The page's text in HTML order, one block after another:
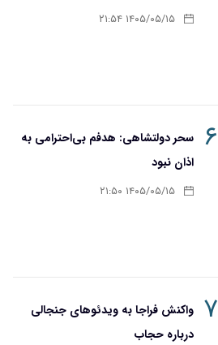
۱۴۰۵/۰۵/۱۵ ۲۱:۵۴
۶
سحر دولتشاهی: هدفم بی‌احترامی به
اذان نبود
۱۴۰۵/۰۵/۱۵ ۲۱:۵۰
۷ واکنش فراجا به ویدئوهای جنجالی
درباره حجاب